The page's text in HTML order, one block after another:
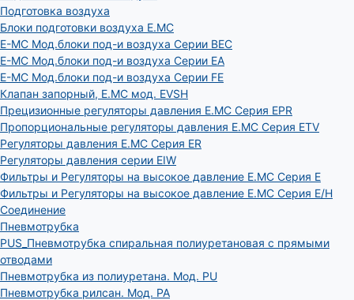
Подготовка воздуха
Блоки подготовки воздуха E.MC
E-MC Мод.блоки под-и воздуха Серии BEC
E-MC Мод.блоки под-и воздуха Серии EA
E-MC Мод.блоки под-и воздуха Серии FE
Клапан запорный, E.MC мод. EVSH
Прецизионные регуляторы давления E.MC Серия EPR
Пропорциональные регуляторы давления E.MC Серия ETV
Регуляторы давления E.MC Серия ER
Регуляторы давления серии EIW
Фильтры и Регуляторы на высокое давление E.MC Серия E
Фильтры и Регуляторы на высокое давление E.MC Серия E/H
Соединение
Пневмотрубка
PUS_Пневмотрубка спиральная полиуретановая с прямыми
отводами
Пневмотрубка из полиуретана. Мод. РU
Пневмотрубка рилсан. Мод. PA